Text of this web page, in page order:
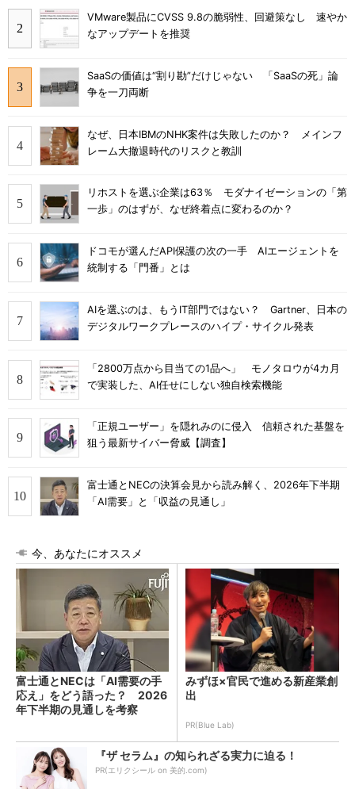
VMware製品にCVSS 9.8の脆弱性、回避策なし 速やか
なアップデートを推奨
SaaSの価値は“割り勘”だけじゃない 「SaaSの死」論
争を一刀両断
なぜ、日本IBMのNHK案件は失敗したのか？ メインフ
レーム大撤退時代のリスクと教訓
リホストを選ぶ企業は63％ モダナイゼーションの「第
一歩」のはずが、なぜ終着点に変わるのか？
ドコモが選んだAPI保護の次の一手 AIエージェントを
統制する「門番」とは
AIを選ぶのは、もうIT部門ではない？ Gartner、日本の
デジタルワークプレースのハイプ・サイクル発表
「2800万点から目当ての1品へ」 モノタロウが4カ月
で実装した、AI任せにしない独自検索機能
「正規ユーザー」を隠れみのに侵入 信頼された基盤を
狙う最新サイバー脅威【調査】
富士通とNECの決算会見から読み解く、2026年下半期
「AI需要」と「収益の見通し」
今、あなたにオススメ
富士通とNECは「AI需要の手
応え」をどう語った？ 2026
年下半期の見通しを考察
みずほ×官民で進める新産業創
出
PR(Blue Lab)
『ザ セラム』の知られざる実力に迫る！
PR(エリクシール on 美的.com)